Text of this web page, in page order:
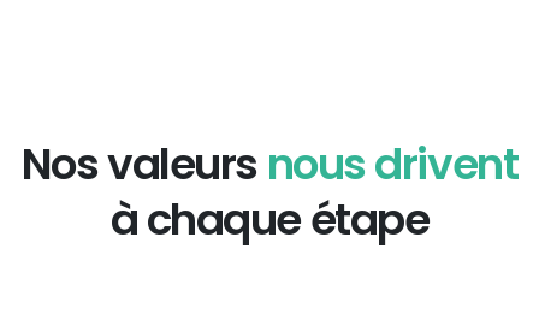
Nos valeurs nous drivent
à chaque étape